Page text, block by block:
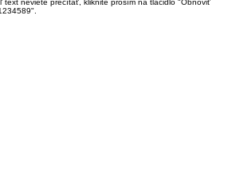
neviete prečítať, kliknite prosím na tlačidlo "Obnoviť